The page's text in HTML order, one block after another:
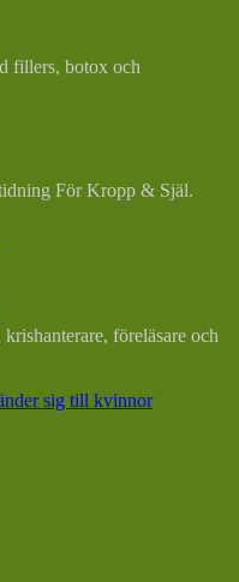
fillers, botox och
För Kropp & Själ.
föreläsare och
sig till kvinnor